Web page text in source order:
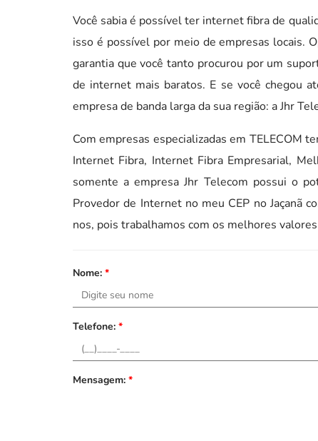
Você sabia é possível ter internet fibra de
isso é possível por meio de empresas locais.
garantia que você tanto procurou por um
de internet mais baratos. E se você chegou
empresa de banda larga da sua região: a Jhr
Com empresas especializadas em TELECOM
Internet Fibra, Internet Fibra Empresarial,
somente a empresa Jhr Telecom possui o
Provedor de Internet no meu CEP no Jaçanã
nos, pois trabalhamos com os melhores
Nome: *
Telefone: *
Mensagem: *